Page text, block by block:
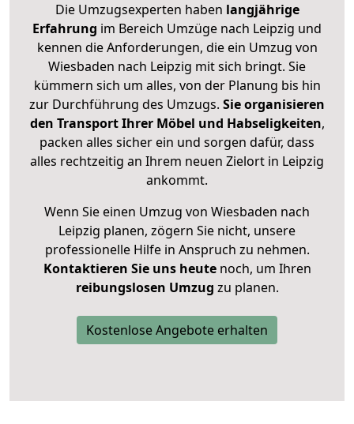
Die Umzugsexperten haben langjährige
Erfahrung im Bereich Umzüge nach Leipzig und
kennen die Anforderungen, die ein Umzug von
Wiesbaden nach Leipzig mit sich bringt. Sie
kümmern sich um alles, von der Planung bis hin
zur Durchführung des Umzugs. Sie organisieren
den Transport Ihrer Möbel und Habseligkeiten,
packen alles sicher ein und sorgen dafür, dass
alles rechtzeitig an Ihrem neuen Zielort in Leipzig
ankommt.
Wenn Sie einen Umzug von Wiesbaden nach
Leipzig planen, zögern Sie nicht, unsere
professionelle Hilfe in Anspruch zu nehmen.
Kontaktieren Sie uns heutenoch, um Ihren
reibungslosen Umzug zu planen.
Kostenlose Angebote erhalten